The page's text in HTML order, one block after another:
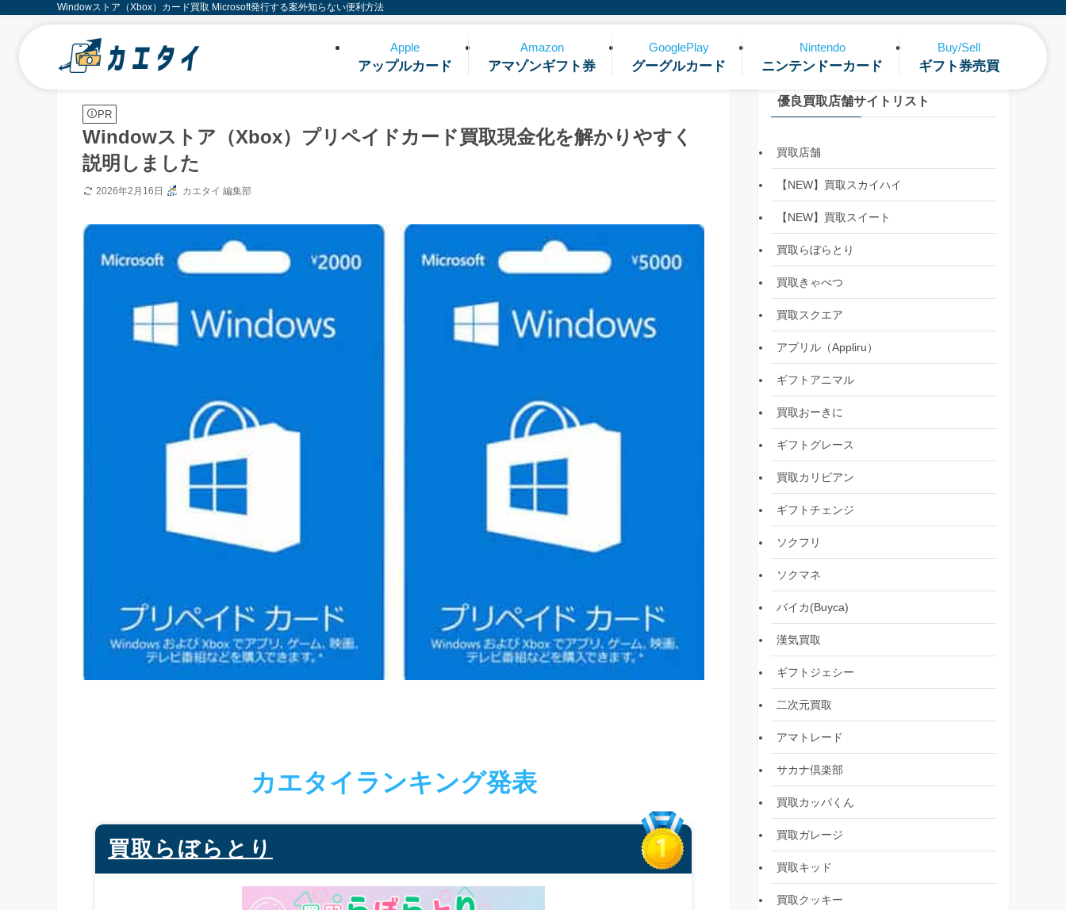
Windowストア（Xbox）カード買取 Microsoft発行する案外知らない便利方法
Apple
アップルカード
Amazon
アマゾンギフト券
GooglePlay
グーグルカード
Nintendo
ニンテンドーカード
Buy/Sell
ギフト券売買
PR
Windowストア（Xbox）プリペイドカード買取現金化を解かりやすく
説明しました
2026年2月16日 カエタイ 編集部
カエタイランキング発表
買取らぼらとり
優良買取店舗サイトリスト
買取店舗
【NEW】買取スカイハイ
【NEW】買取スイート
買取らぼらとり
買取きゃべつ
買取スクエア
アプリル（Appliru）
ギフトアニマル
買取おーきに
ギフトグレース
買取カリビアン
ギフトチェンジ
ソクフリ
ソクマネ
バイカ(Buyca)
漢気買取
ギフトジェシー
二次元買取
アマトレード
サカナ倶楽部
買取カッパくん
買取ガレージ
買取キッド
買取クッキー